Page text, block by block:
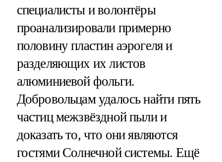
специалисты и волонтёры
проанализировали примерно
половину пластин аэрогеля и
разделяющих их листов
алюминиевой фольги.
Добровольцам удалось найти пять
частиц межзвёздной пыли и
доказать то, что они являются
гостями Солнечной системы. Ещё